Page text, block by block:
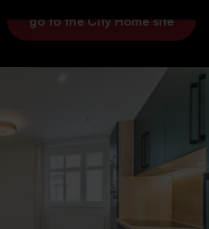
go to the City Home site